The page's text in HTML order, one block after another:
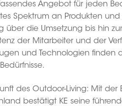
Angebot für jeden
Spektrum an Produkten
über die Umsetzung bis hin
der Mitarbeiter und der
und Technologien finden
des Outdoor-Living: Mit der
bestätigt KE seine